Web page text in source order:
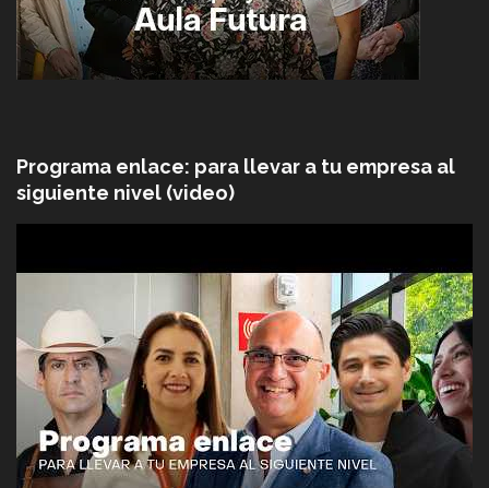
Programa enlace: para llevar a tu empresa al
siguiente nivel (video)